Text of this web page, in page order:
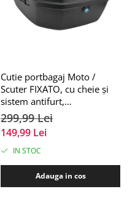
Cutie portbagaj Moto /
Scuter FIXATO, cu cheie și
sistem antifurt,
39x39x29cm, Negru
299,99 Lei
149,99 Lei
IN STOC
Adauga in cos